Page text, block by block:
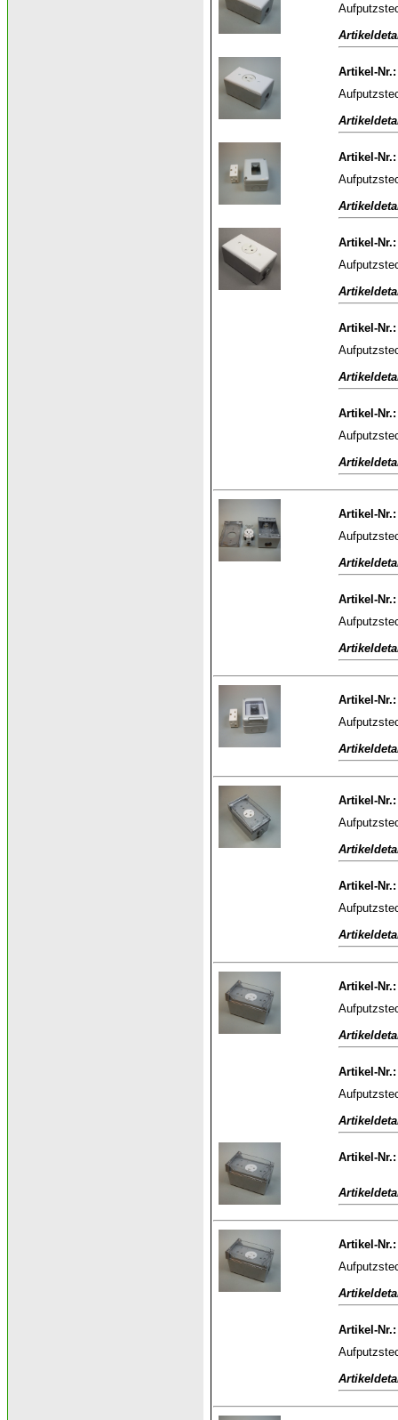
Artikel-Nr.:
Artikel-Nr.:
Artikel-Nr.:
Artikel-Nr.:
Artikel-Nr.:
Artikel-Nr.:
Artikel-Nr.:
Artikel-Nr.:
Artikel-Nr.:
Artikel-Nr.:
Artikel-Nr.:
Artikel-Nr.:
Artikel-Nr.:
Artikel-Nr.:
Artikel-Nr.: